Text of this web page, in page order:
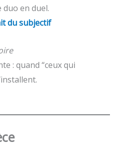
en duel.
du subjectif
: quand “ceux qui